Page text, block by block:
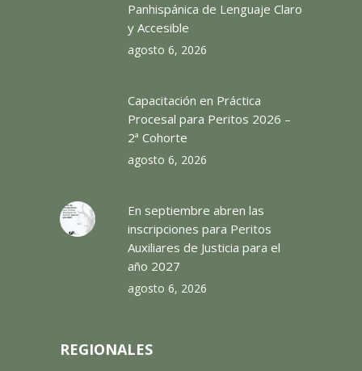
Panhispánica de Lenguaje Claro
y Accesible
agosto 6, 2026
Capacitación en Práctica
Procesal para Peritos 2026 –
2ª Cohorte
agosto 6, 2026
En septiembre abren las
inscripciones para Peritos
Auxiliares de Justicia para el
año 2027
agosto 6, 2026
REGIONALES